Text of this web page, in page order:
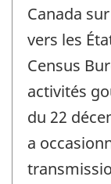
Canada
vers les
Census
activités
du 22
a